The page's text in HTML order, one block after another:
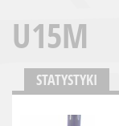
U15M
STATYSTYKI